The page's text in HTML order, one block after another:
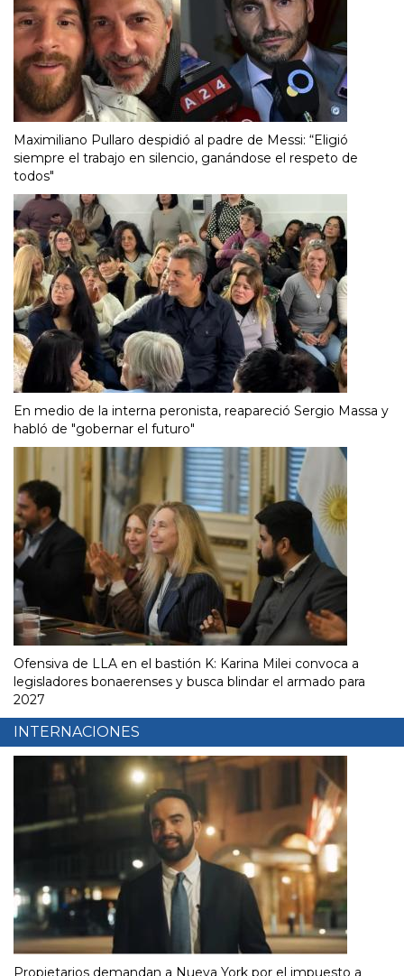
Maximiliano Pullaro despidió al padre de Messi: “Eligió
siempre el trabajo en silencio, ganándose el respeto de
todos"
En medio de la interna peronista, reapareció Sergio Massa y
habló de "gobernar el futuro"
Ofensiva de LLA en el bastión K: Karina Milei convoca a
legisladores bonaerenses y busca blindar el armado para
2027
INTERNACIONES
Propietarios demandan a Nueva York por el impuesto a